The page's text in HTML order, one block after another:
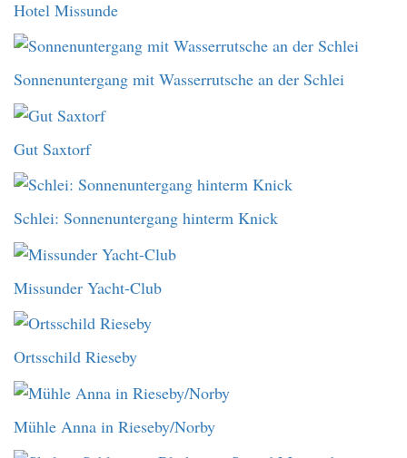
Hotel Missunde
Sonnenuntergang mit Wasserrutsche an der Schlei
Gut Saxtorf
Schlei: Sonnenuntergang hinterm Knick
Missunder Yacht-Club
Ortsschild Rieseby
Mühle Anna in Rieseby/Norby